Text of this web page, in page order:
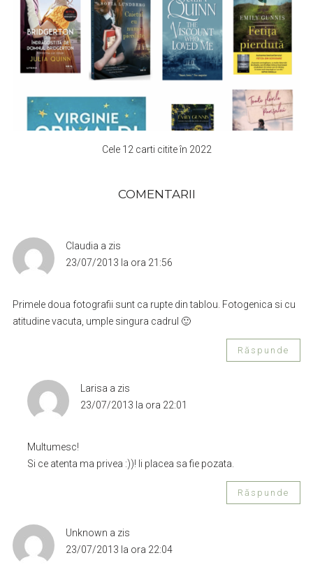
Cele 12 carti citite în 2022
COMENTARII
Claudia a zis
23/07/2013 la ora 21:56
Primele doua fotografii sunt ca rupte din tablou. Fotogenica si cu
atitudine vacuta, umple singura cadrul 🙂
Răspunde
Larisa a zis
23/07/2013 la ora 22:01
Multumesc!
Si ce atenta ma privea :))! Ii placea sa fie pozata.
Răspunde
Unknown a zis
23/07/2013 la ora 22:04